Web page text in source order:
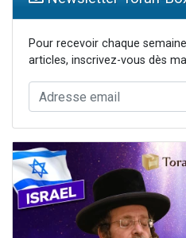
Pour recevoir chaque
articles, inscrivez-vous dès